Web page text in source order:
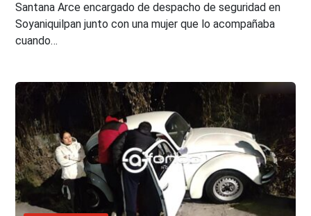
Santana Arce encargado de despacho de seguridad en
Soyaniquilpan junto con una mujer que lo acompañaba
cuando…